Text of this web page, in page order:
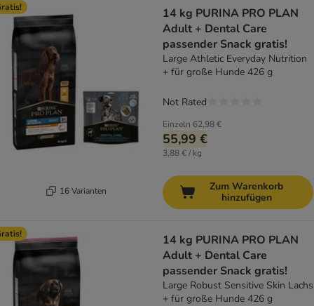
16 Varianten
14 kg PURINA PRO PLAN
Adult + Dental Care
passender Snack gratis!
Large Athletic Everyday Nutrition
+ für große Hunde 426 g
Einzeln 62,98 €
55,99 €
3,88 € / kg
Not Rated
Zum Warenkorb
hinzufügen
14 kg PURINA PRO PLAN
Adult + Dental Care
passender Snack gratis!
Large Robust Sensitive Skin Lachs
+ für große Hunde 426 g